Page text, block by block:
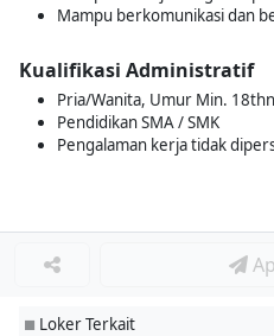
Mampu berkomunikasi dan
Kualifikasi Administratif
Pria/Wanita, Umur Min.
Pendidikan SMA / SMK
Pengalaman kerja tidak
■ Loker Terkait